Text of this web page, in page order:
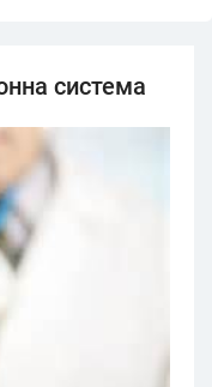
система